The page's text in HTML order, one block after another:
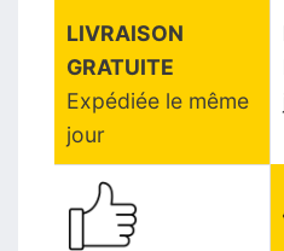
LIVRAISON
GRATUITE
Expédiée le même
jour